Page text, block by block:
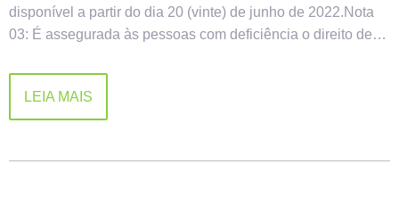
disponível a partir do dia 20 (vinte) de junho de 2022.Nota
03: É assegurada às pessoas com deficiência o direito de…
LEIA MAIS